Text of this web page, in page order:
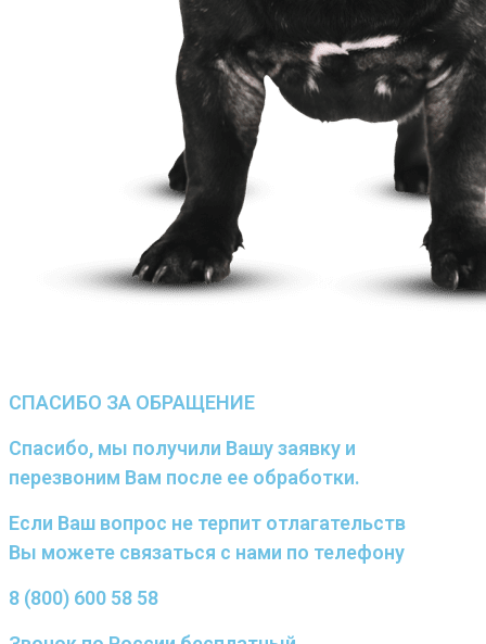
СПАСИБО ЗА ОБРАЩЕНИЕ
Спасибо, мы получили Вашу заявку и
перезвоним Вам после ее обработки.
Если Ваш вопрос не терпит отлагательств
Вы можете связаться с нами по телефону
8 (800) 600 58 58